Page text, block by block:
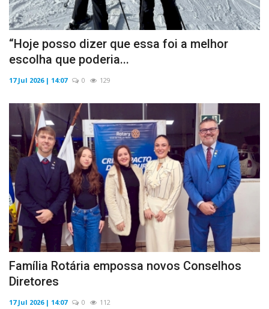
“Hoje posso dizer que essa foi a melhor
escolha que poderia...
17 Jul 2026 | 14:07 0 129
Família Rotária empossa novos Conselhos
Diretores
17 Jul 2026 | 14:07 0 112